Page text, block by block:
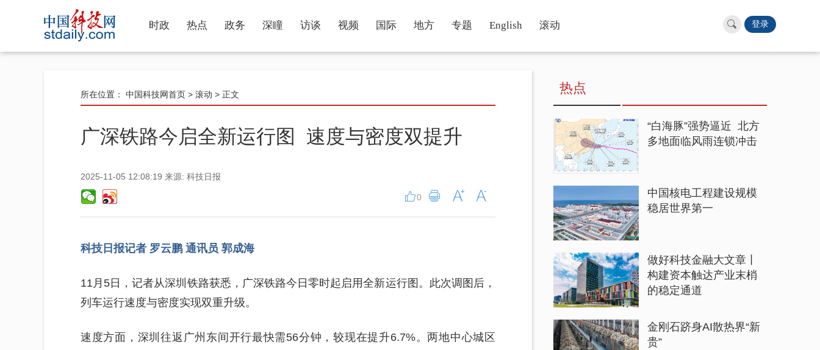
时政 热点 政务 深瞳 访谈 视频 国际 地方 专题 English 滚动 登录
所在位置： 中国科技网首页 > 滚动 > 正文
广深铁路今启全新运行图 速度与密度双提升
2025-11-05 12:08:19 来源: 科技日报
0
科技日报记者 罗云鹏 通讯员 郭成海
11月5日，记者从深圳铁路获悉，广深铁路今日零时起启用全新运行图。此次调图后，
列车运行速度与密度实现双重升级。
速度方面，深圳往返广州东间开行最快需56分钟，较现在提升6.7%。两地中心城区
热点
“白海豚”强势逼近 北方
多地面临风雨连锁冲击
中国核电工程建设规模
稳居世界第一
做好科技金融大文章丨
构建资本触达产业末梢
的稳定通道
金刚石跻身AI散热界“新
贵”